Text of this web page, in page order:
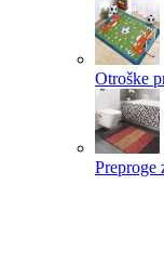
Otroške
Preproge